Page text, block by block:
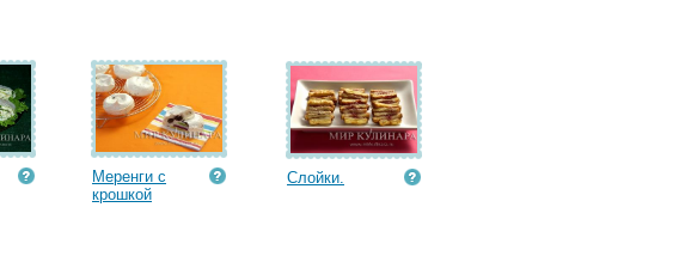
Меренги с
крошкой
Слойки.